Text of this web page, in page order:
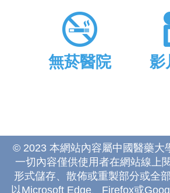
無菸醫院 影
© 2023 本網站內容屬中國醫藥大
一切內容僅供使用者在網站線上
形式儲存、散佈或重製部分或全
以Microsoft Edge、Firefox或